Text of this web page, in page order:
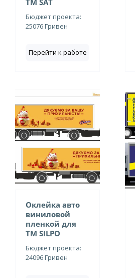
Бюджет проекта:
25076 Гривен
Перейти к работе
Оклейка авто
виниловой
пленкой для
ТМ SILPO
Бюджет проекта:
24096 Гривен